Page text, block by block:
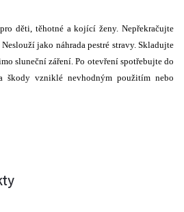
děti, těhotné a kojící ženy. Nepřekračujte
jako náhrada pestré stravy. Skladujte
sluneční záření. Po otevření spotřebujte do
škody vzniklé nevhodným použitím nebo